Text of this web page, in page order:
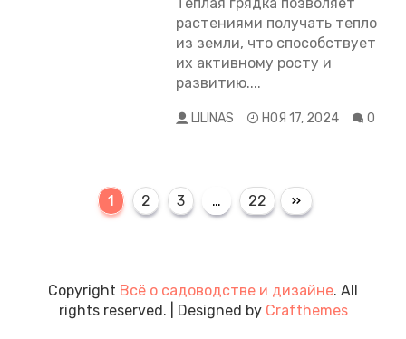
Теплая грядка позволяет
растениями получать тепло
из земли, что способствует
их активному росту и
развитию....
LILINAS НОЯ 17, 2024 0
1 2 3 … 22
Copyright Всё о садоводстве и дизайне. All
rights reserved.
| Designed by Crafthemes